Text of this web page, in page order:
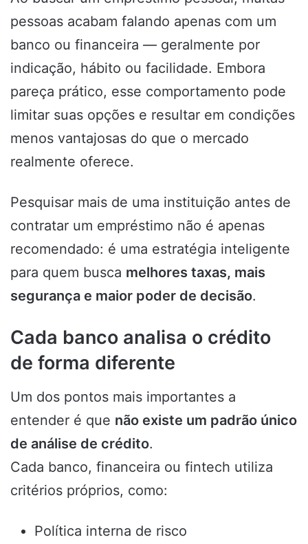
pessoas acabam falando apenas com um
banco ou financeira — geralmente por
indicação, hábito ou facilidade. Embora
pareça prático, esse comportamento pode
limitar suas opções e resultar em condições
menos vantajosas do que o mercado
realmente oferece.
Pesquisar mais de uma instituição antes de
contratar um empréstimo não é apenas
recomendado: é uma estratégia inteligente
para quem busca melhores taxas, mais
segurança e maior poder de decisão.
Cada banco analisa o crédito
de forma diferente
Um dos pontos mais importantes a
entender é que não existe um padrão único
de análise de crédito.
Cada banco, financeira ou fintech utiliza
critérios próprios, como:
Política interna de risco